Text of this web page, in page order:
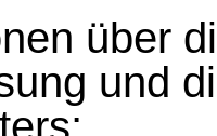
über
und